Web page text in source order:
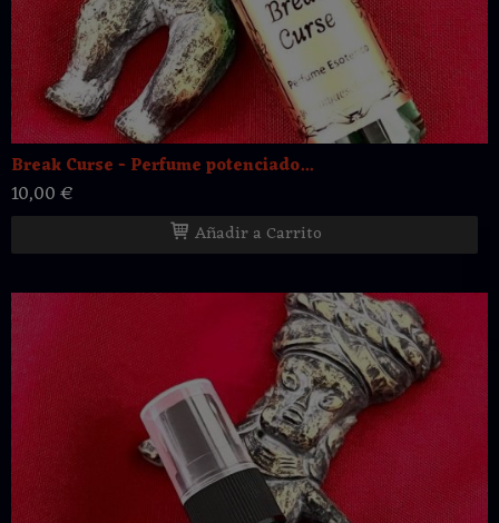
Break Curse - Perfume potenciado...
10,00 €
Añadir a Carrito